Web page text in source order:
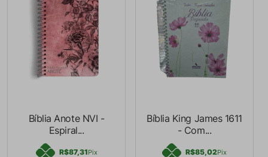
Bíblia Anote NVI -
Espiral...
R$87,31Pix
Bíblia King James 1611
- Com...
R$85,02Pix